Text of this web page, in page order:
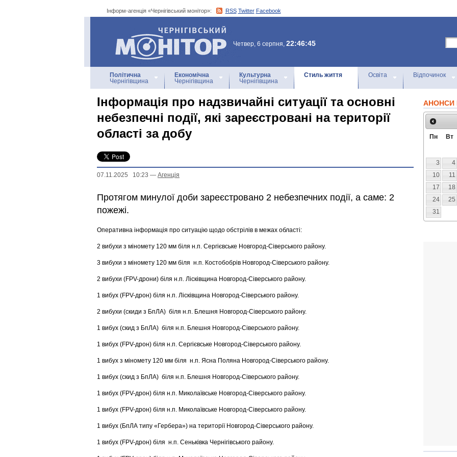
Інформ-агенція «Чернігівський монітор»: RSS Twitter Facebook
Інформ-агенція
«Чернігівський монітор»
Четвер, 6 серпня, 22:46:45
Політична
Чернігівщина
Економічна
Чернігівщина
Культурна
Чернігівщина
Стиль життя Освіта Відпочинок
Інформація про надзвичайні ситуації та основні
небезпечні події, які зареєстровані на території
області за добу
07.11.2025 10:23 — Агенцiя
Протягом минулої доби зареєстровано 2 небезпечних події, а саме: 2
пожежі.
Оперативна інформація про ситуацію щодо обстрілів в межах області:
2 вибухи з міномету 120 мм біля н.п. Сергієвське Новгород-Сіверського району.
3 вибухи з міномету 120 мм біля н.п. Костобобрів Новгород-Сіверського району.
2 вибухи (FPV-дрони) біля н.п. Лісківщина Новгород-Сіверського району.
1 вибух (FPV-дрон) біля н.п. Лісківщина Новгород-Сіверського району.
2 вибухи (скиди з БпЛА) біля н.п. Блешня Новгород-Сіверського району.
1 вибух (скид з БпЛА) біля н.п. Блешня Новгород-Сіверського району.
1 вибух (FPV-дрон) біля н.п. Сергієвське Новгород-Сіверського району.
1 вибух з міномету 120 мм біля н.п. Ясна Поляна Новгород-Сіверського району.
1 вибух (скид з БпЛА) біля н.п. Блешня Новгород-Сіверського району.
1 вибух (FPV-дрон) біля н.п. Миколаївське Новгород-Сіверського району.
1 вибух (FPV-дрон) біля н.п. Миколаївське Новгород-Сіверського району.
1 вибух (БпЛА типу «Гербера») на території Новгород-Сіверського району.
1 вибух (FPV-дрон) біля н.п. Сеньківка Чернігівського району.
АНОНСИ
Пн Вт
3
4
10
11
17
18
24
25
31